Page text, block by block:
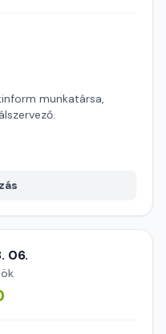
munkatársa,
06.